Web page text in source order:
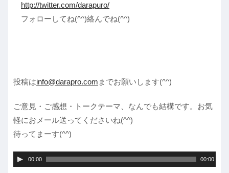
http://twitter.com/darapuro/
フォローしてね(^^)絡んでね(^^)
投稿はinfo@darapro.com までお願いします(^^)
ご意見・ご感想・トークテーマ、なんでも結構です。お気
軽におメール送ってくださいね(^^)
待ってまーす(^^)
音
00:00 00:00